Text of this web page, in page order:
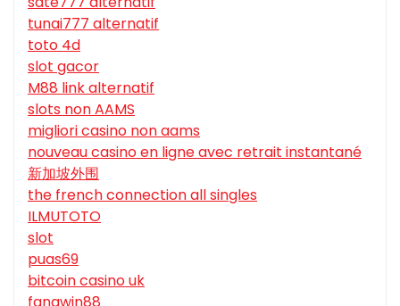
tunai777 alternatif
toto 4d
slot gacor
M88 link alternatif
slots non AAMS
migliori casino non aams
nouveau casino en ligne avec retrait instantané
新加坡外围
the french connection all singles
ILMUTOTO
slot
puas69
bitcoin casino uk